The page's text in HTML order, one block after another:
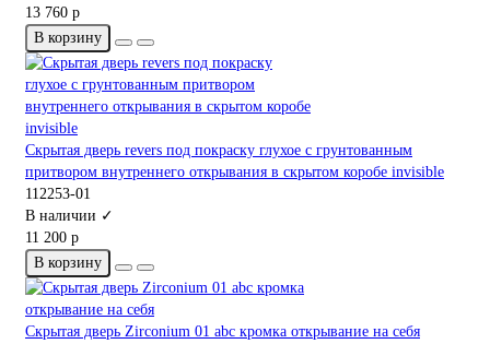
13 760 р
В корзину
Скрытая дверь revers под покраску глухое с грунтованным
притвором внутреннего открывания в скрытом коробе invisible
112253-01
В наличии ✓
11 200 р
В корзину
Скрытая дверь Zirconium 01 abc кромка открывание на себя